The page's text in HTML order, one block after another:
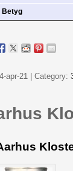
Betyg
apr-21 | Category: